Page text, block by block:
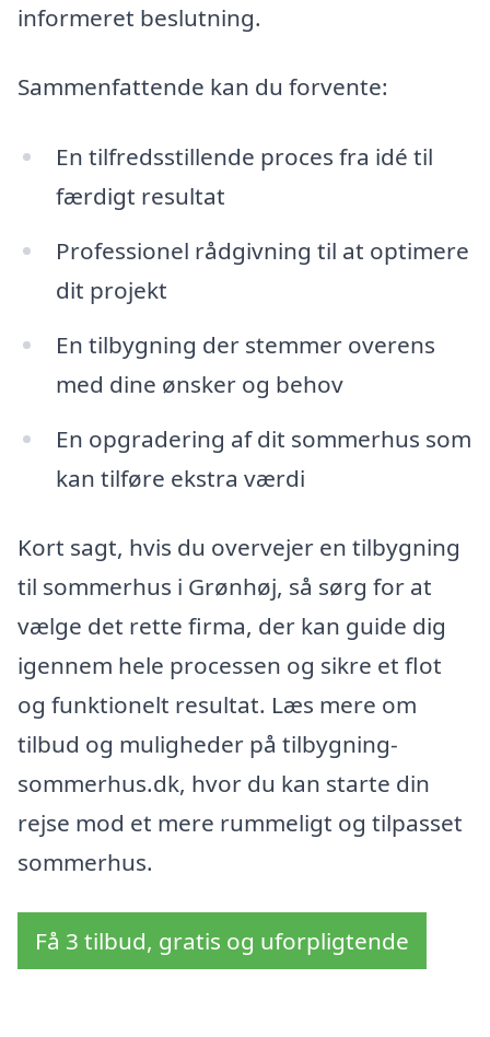
informeret beslutning.
Sammenfattende kan du forvente:
En tilfredsstillende proces fra idé til
færdigt resultat
Professionel rådgivning til at optimere
dit projekt
En tilbygning der stemmer overens
med dine ønsker og behov
En opgradering af dit sommerhus som
kan tilføre ekstra værdi
Kort sagt, hvis du overvejer en tilbygning
til sommerhus i Grønhøj, så sørg for at
vælge det rette firma, der kan guide dig
igennem hele processen og sikre et flot
og funktionelt resultat. Læs mere om
tilbud og muligheder på tilbygning-
sommerhus.dk, hvor du kan starte din
rejse mod et mere rummeligt og tilpasset
sommerhus.
Få 3 tilbud, gratis og uforpligtende